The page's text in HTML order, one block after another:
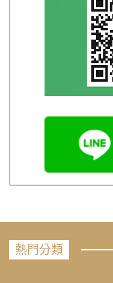
熱門分類